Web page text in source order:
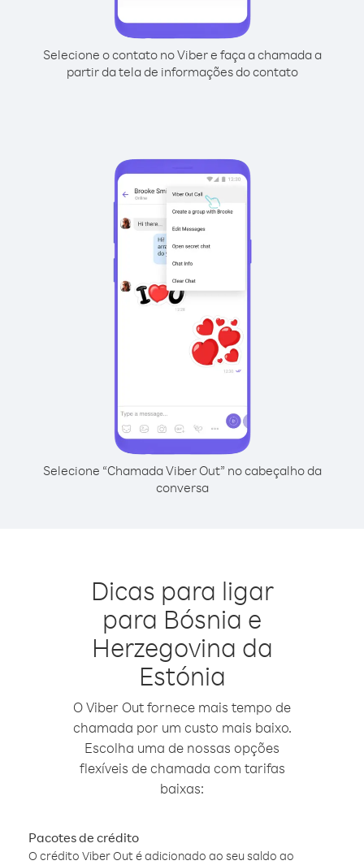
Selecione o contato no Viber e faça a chamada a
partir da tela de informações do contato
Selecione “Chamada Viber Out” no cabeçalho da
conversa
Dicas para ligar
para Bósnia e
Herzegovina da
Estónia
O Viber Out fornece mais tempo de
chamada por um custo mais baixo.
Escolha uma de nossas opções
flexíveis de chamada com tarifas
baixas:
Pacotes de crédito
O crédito Viber Out é adicionado ao seu saldo ao